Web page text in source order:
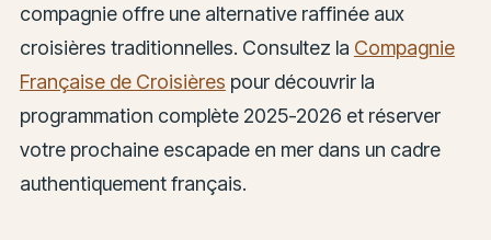
compagnie offre une alternative raffinée aux
croisières traditionnelles. Consultez la Compagnie
Française de Croisières pour découvrir la
programmation complète 2025-2026 et réserver
votre prochaine escapade en mer dans un cadre
authentiquement français.